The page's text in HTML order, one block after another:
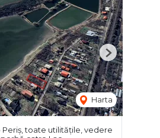
Harta
Next
Periș, toate utilitățile, vedere